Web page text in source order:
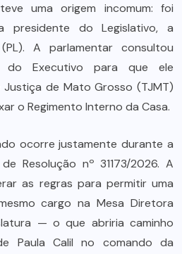
uma origem incomum: foi
presidente do Legislativo, a
A parlamentar consultou
do Executivo para que ele
de Mato Grosso (TJMT)
o Regimento Interno da Casa.
ocorre justamente durante a
Resolução nº 31173/2026. A
as regras para permitir uma
cargo na Mesa Diretora
— o que abriria caminho
Paula Calil no comando da